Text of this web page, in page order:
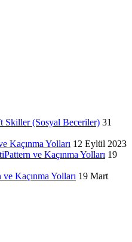
Skiller (Sosyal Beceriler) 31
Kaçınma Yolları 12 Eylül 2023
ve Kaçınma Yolları 19
Kaçınma Yolları 19 Mart